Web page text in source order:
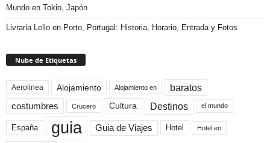
Mundo en Tokio, Japón
Livraria Lello en Porto, Portugal: Historia, Horario, Entrada y Fotos
Nube de Etiquetas
Aerolinea Alojamiento Alojamiento en baratos
costumbres Crucero Cultura Destinos el mundo
España guia Guia de Viajes Hotel Hotel en